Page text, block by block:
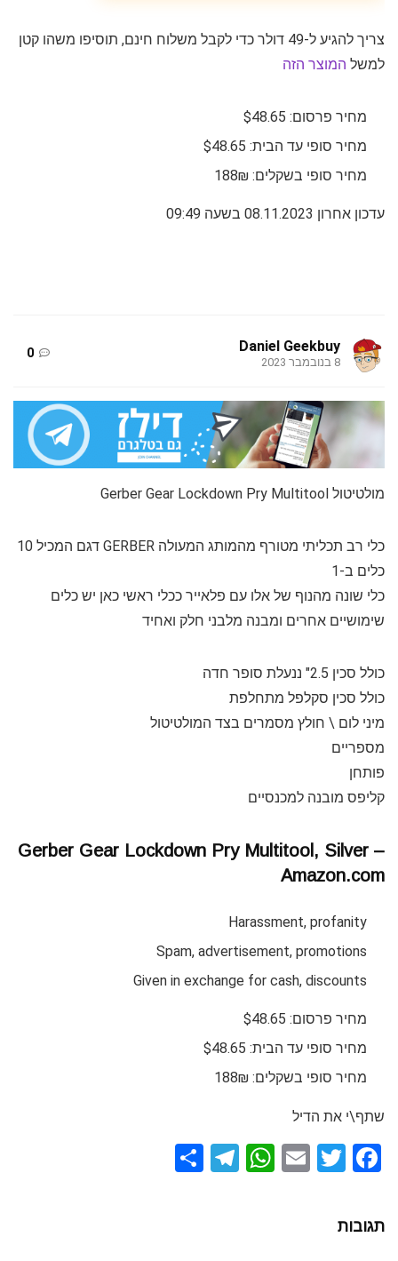
צריך להגיע ל-49 דולר כדי לקבל משלוח חינם, תוסיפו משהו קטן
למשל המוצר הזה
מחיר פרסום: $48.65
מחיר סופי עד הבית: $48.65
מחיר סופי בשקלים: 188₪
עדכון אחרון 08.11.2023 בשעה 09:49
Daniel Geekbuy
8 בנובמבר 2023
0
מולטיטול Gerber Gear Lockdown Pry Multitool
כלי רב תכליתי מטורף מהמותג המעולה GERBER דגם המכיל 10
כלים ב-1
כלי שונה מהנוף של אלו עם פלאייר ככלי ראשי כאן יש כלים
שימושיים אחרים ומבנה מלבני חלק ואחיד
כולל סכין 2.5" ננעלת סופר חדה
כולל סכין סקלפל מתחלפת
מיני לום \ חולץ מסמרים בצד המולטיטול
מספריים
פותחן
קליפס מובנה למכנסיים
Gerber Gear Lockdown Pry Multitool, Silver –
Amazon.com
Harassment, profanity
Spam, advertisement, promotions
Given in exchange for cash, discounts
מחיר פרסום: $48.65
מחיר סופי עד הבית: $48.65
מחיר סופי בשקלים: 188₪
שתף\י את הדיל
F
ce
b
T
E
W
T
תגובות